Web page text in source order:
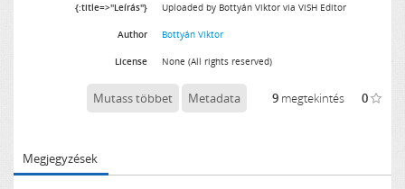
{:title=>"Leírás"} Uploaded by Bottyán Viktor via ViSH Editor
Author Bottyán Viktor
License None (All rights reserved)
Mutass többet Metadata 9 megtekintés 0
Megjegyzések